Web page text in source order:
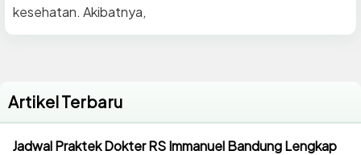
kesehatan. Akibatnya,
Artikel Terbaru
Jadwal Praktek Dokter RS Immanuel Bandung Lengkap